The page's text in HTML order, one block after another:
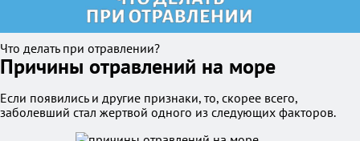
Что делать при отравлении?
Причины отравлений на море
Если появились и другие признаки, то, скорее всего,
заболевший стал жертвой одного из следующих факторов.